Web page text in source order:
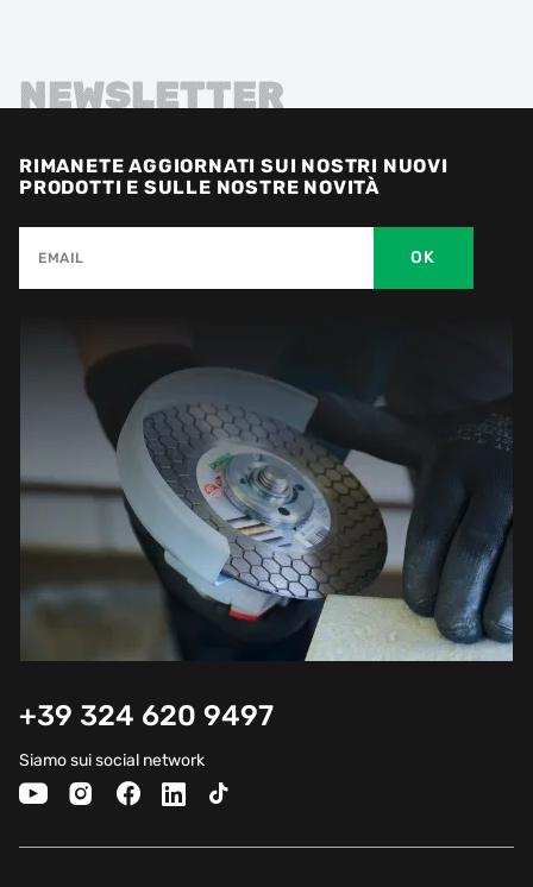
NEWSLETTER
RIMANETE AGGIORNATI SUI NOSTRI NUOVI
PRODOTTI E SULLE NOSTRE NOVITÀ
EMAIL OK
+39 324 620 9497
Siamo sui social network